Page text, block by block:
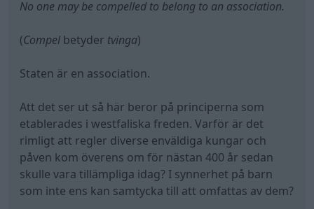
Av detta följer att statens regleringar saknar
moralisk legitimitet. Det betyder inte att alla lagar
är moraliskt illegitima, bara det att man inte kan
det moraliskt rätt att det är förbjudet. Jmfr
förbudet mot homosexuella handlingar som gällde
i Sverige fram till 1944. Eller Hart-Devlin-debatten.
Humes lag sammanfattar det på ett bra sätt Man
kan inte härleda ett bör från ett är
. Man kan inte
motivera att homosexualitetbör vara förbjudet
förbjudet.